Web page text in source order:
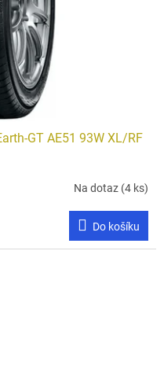
GT AE51 93W XL/RF
Na dotaz (4 ks)
Do košíku